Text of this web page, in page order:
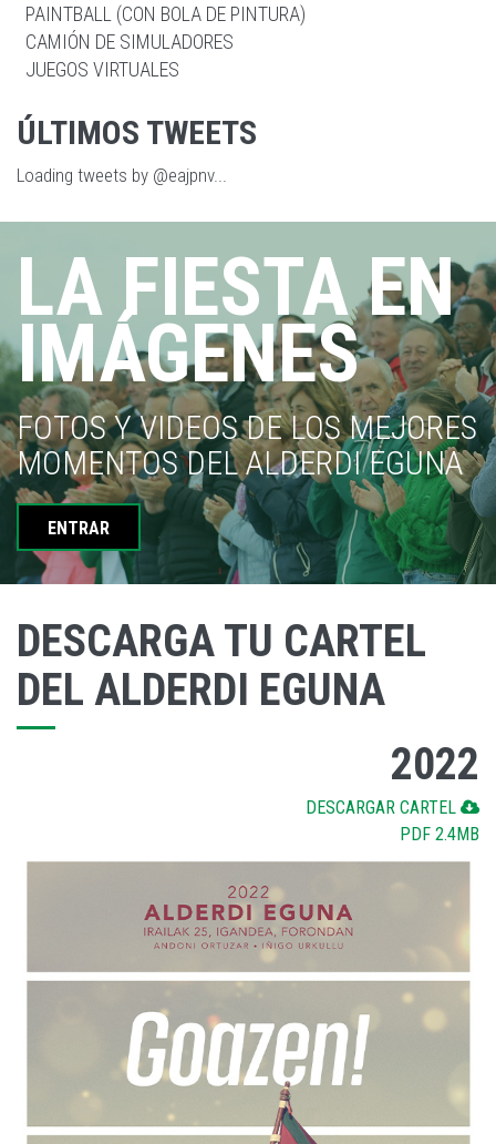
PAINTBALL (CON BOLA DE PINTURA)
CAMIÓN DE SIMULADORES
JUEGOS VIRTUALES
ÚLTIMOS TWEETS
Loading tweets by @eajpnv...
LA FIESTA EN
IMÁGENES
FOTOS Y VIDEOS DE LOS MEJORES
MOMENTOS DEL ALDERDI EGUNA
ENTRAR
DESCARGA TU CARTEL
DEL ALDERDI EGUNA
2022
DESCARGAR CARTEL
PDF 2.4MB